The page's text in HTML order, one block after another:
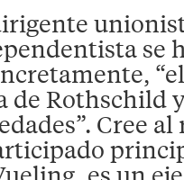
se
de Rothschild
Cree al